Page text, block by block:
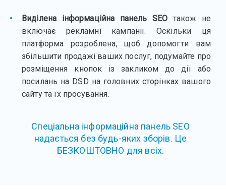
Виділена інформаційна панель SEO також не
включає рекламні кампанії. Оскільки ця
платформа розроблена, щоб допомогти вам
збільшити продажі ваших послуг, подумайте про
розміщення кнопок із закликом до дії або
посилань на DSD на головних сторінках вашого
сайту та їх просування.
Спеціальна інформаційна панель SEO
надається без будь-яких зборів. Це
БЕЗКОШТОВНО для всіх.